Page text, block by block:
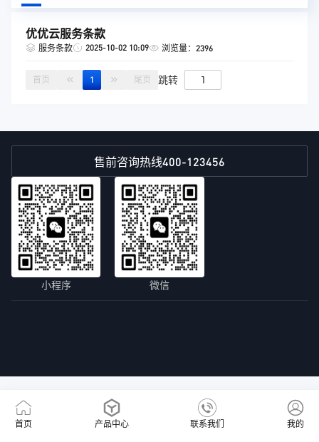
优优云服务条款
服务条款 2025-10-02 10:09 浏览量：2396
首页 1 尾页 跳转
售前咨询热线400-123456
小程序 微信
首页 产品中心 联系我们 我的